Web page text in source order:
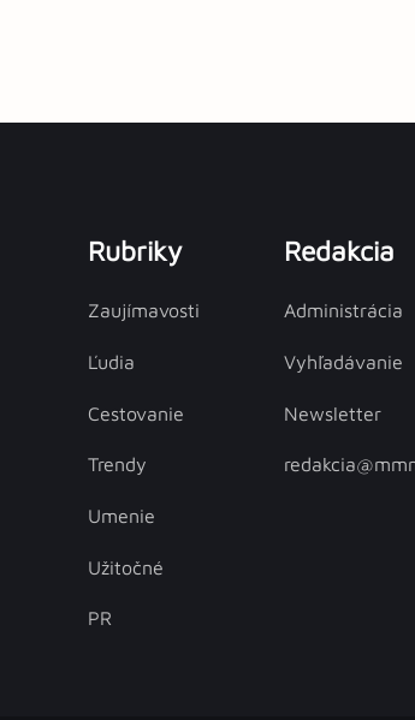
Rubriky
Zaujímavosti
Ľudia
Cestovanie
Trendy
Umenie
Užitočné
PR
Redakcia
Administrácia
Vyhľadávanie
Newsletter